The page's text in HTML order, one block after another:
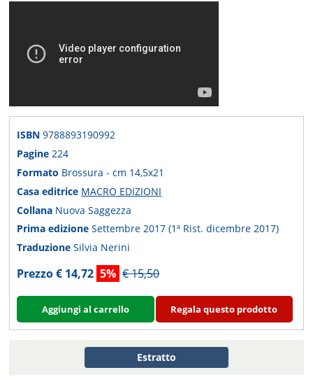
ISBN9788893190992
Pagine224
Formato Brossura - cm 14,5x21
Casa editrice MACRO EDIZIONI
Collana Nuova Saggezza
Prima edizioneSettembre 2017 (1ª Rist. dicembre 2017)
TraduzioneSilvia Nerini
Prezzo € 14,72 5% € 15,50
Aggiungi al carrello Regala questo prodotto
Estratto